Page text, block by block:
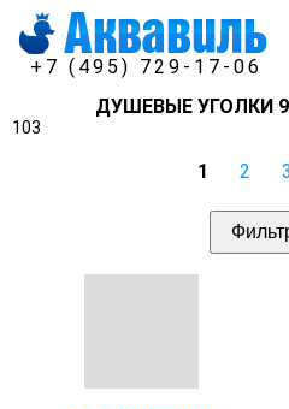
+7 (495) 729-17-06
ДУШЕВЫЕ УГОЛКИ
103
1 2 3